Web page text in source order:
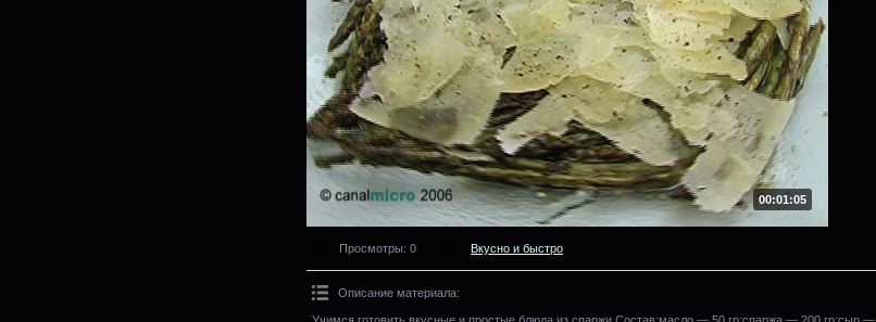
00:01:05
Просмотры: 0 Вкусно и быстро
Описание материала:
Учимся готовить вкусные и простые блюда из спаржи.Состав:масло — 50 гр;спаржа — 200 гр;сыр —